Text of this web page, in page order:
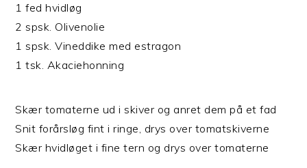
1 fed hvidløg
2 spsk. Olivenolie
1 spsk. Vineddike med estragon
1 tsk. Akaciehonning
Skær tomaterne ud i skiver og anret dem på et fad
Snit forårsløg fint i ringe, drys over tomatskiverne
Skær hvidløget i fine tern og drys over tomaterne